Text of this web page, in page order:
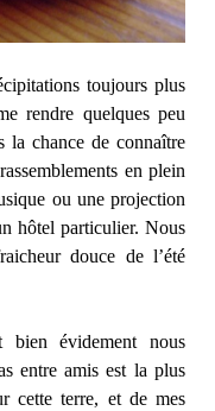
toujours plus
rendre quelques peu
la chance de connaître
en plein
ou une projection
hôtel particulier. Nous
douce de l’été
évidement nous
entre amis est la plus
cette terre, et de mes